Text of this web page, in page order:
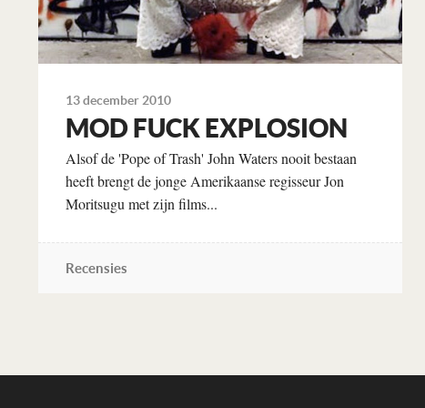
13 december 2010
MOD FUCK EXPLOSION
Alsof de 'Pope of Trash' John Waters nooit bestaan
heeft brengt de jonge Amerikaanse regisseur Jon
Moritsugu met zijn films...
Recensies